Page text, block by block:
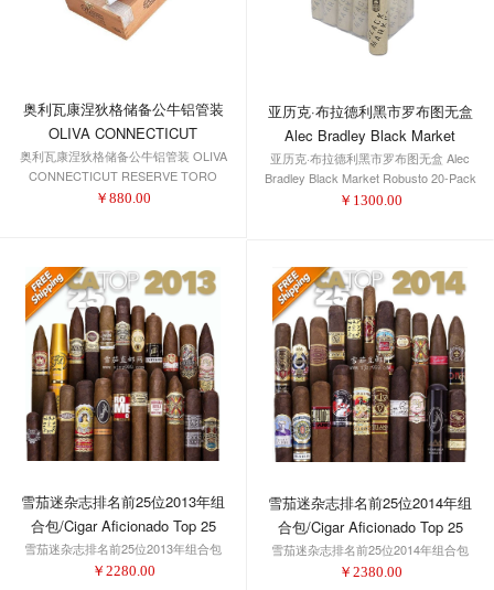
奥利瓦康涅狄格储备公牛铝管装
OLIVA CONNECTICUT
RESERVE TORO TUBOS
奥利瓦康涅狄格储备公牛铝管装 OLIVA
CONNECTICUT RESERVE TORO
TUBOS
￥ 880.00
亚历克·布拉德利黑市罗布图无盒
Alec Bradley Black Market
Robusto 20-Pack
亚历克·布拉德利黑市罗布图无盒 Alec
Bradley Black Market Robusto 20-Pack
￥ 1300.00
雪茄迷杂志排名前25位2013年组
合包/Cigar Aficionado Top 25
Cigars of 2013 Sampler
雪茄迷杂志排名前25位2013年组合包
￥ 2280.00
雪茄迷杂志排名前25位2014年组
合包/Cigar Aficionado Top 25
Cigars of 2014 Sampler
雪茄迷杂志排名前25位2014年组合包
￥ 2380.00